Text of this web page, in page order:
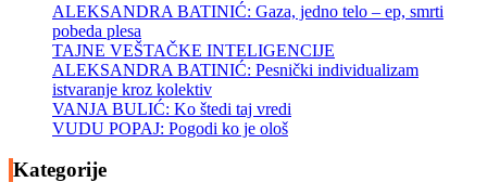
ALEKSANDRA BATINIĆ: Gaza, jedno telo – ep, smrti
pobeda plesa
TAJNE VEŠTAČKE INTELIGENCIJE
ALEKSANDRA BATINIĆ: Pesnički individualizam
istvaranje kroz kolektiv
VANJA BULIĆ: Ko štedi taj vredi
VUDU POPAJ: Pogodi ko je ološ
Kategorije